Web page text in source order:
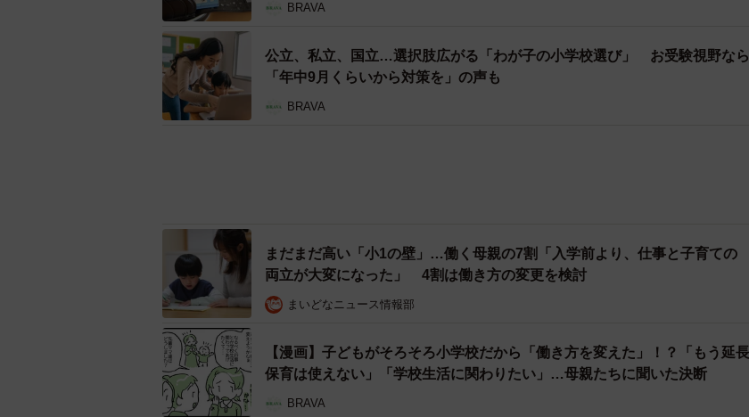
BRAVA
公立、私立、国立…選択肢広がる「わが子の小学校選び」 お受験視野なら
「年中9月くらいから対策を」の声も
BRAVA
【漫画】子どもがそろそろ小学校だから「働き方を変えた」！？「もう延長
保育は使えない」「学校生活に関わりたい」…母親たちに聞いた決断
BRAVA